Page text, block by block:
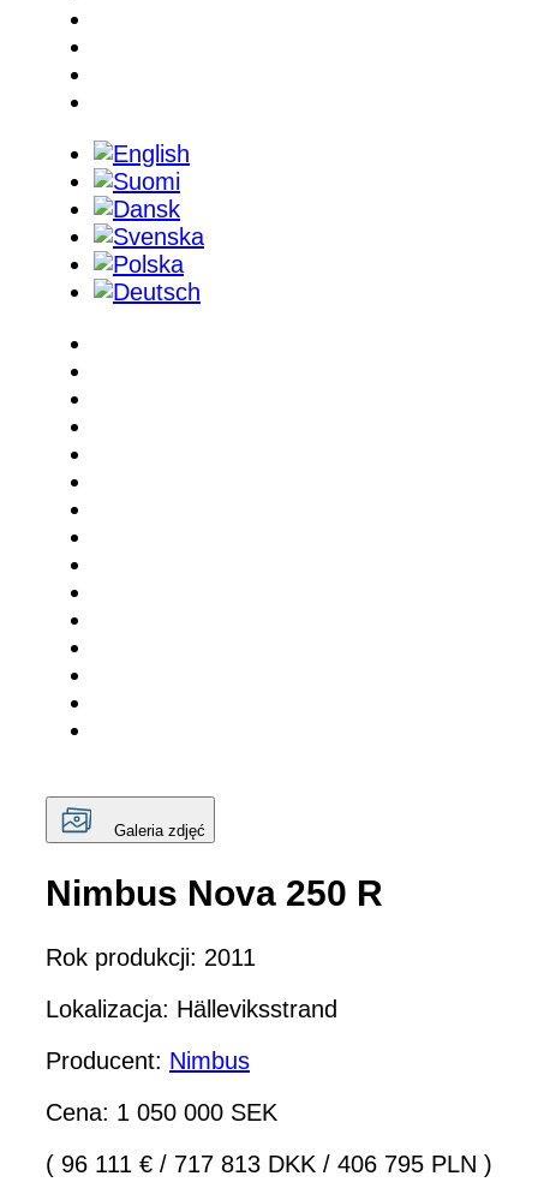
Galeria zdjęć
Nimbus Nova 250 R
Rok produkcji: 2011
Lokalizacja: Hälleviksstrand
Producent: Nimbus
Cena: 1 050 000 SEK
( 96 111 € / 717 813 DKK / 406 795 PLN )